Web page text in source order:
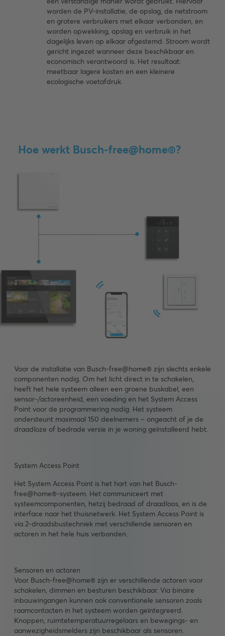
worden de PV-installatie, de opslag, de netstroom
en grotere verbruikers met elkaar verbonden, en
worden opwekking, opslag en verbruik in het
dagelijks leven op elkaar afgestemd. Stroom wordt
gericht ingezet wanneer deze beschikbaar en
economisch verantwoord is. Het resultaat:
meetbaar lagere kosten en een kleinere
ecologische voetafdruk.
Hoe werkt Busch-free@home®?
Voor de installatie van Busch-free@home® zijn slechts enkele
componenten nodig. Om het licht direct in te schakelen,
heeft het hele systeem alleen een groene buskabel, een
sensor-/actoreenheid, een voeding en het System Access
Point voor de programmering nodig. Het systeem
ondersteunt maximaal 150 deelnemers – ongeacht of je de
draadloze of bedrade versie in je woning geïnstalleerd hebt.
System Access Point
Het System Access Point is het hart van het Busch-
free@home®-systeem. Het communiceert met
systeemcomponenten, hetzij bedraad of draadloos, en is de
interface naar het thuisnetwerk. Het System Access Point is
via 2-draadsbustechniek met verschillende sensoren en
actoren in het hele huis verbonden.
Sensoren en actoren
Voor Busch-free@home® zijn er verschillende actoren voor
schakelen, dimmen en besturen beschikbaar. Via binaire
inbouwingangen kunnen ook conventionele sensoren zoals
raamcontacten in het systeem worden geïntegreerd.
Knoppen, ruimtetemperatuurregelaars en bewegings- en
aanwezigheidsmelders zijn beschikbaar als sensoren.